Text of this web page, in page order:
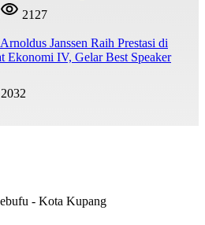
2127
Janssen Raih Prestasi di
Ekonomi IV, Gelar Best Speaker
2032
- Kota Kupang